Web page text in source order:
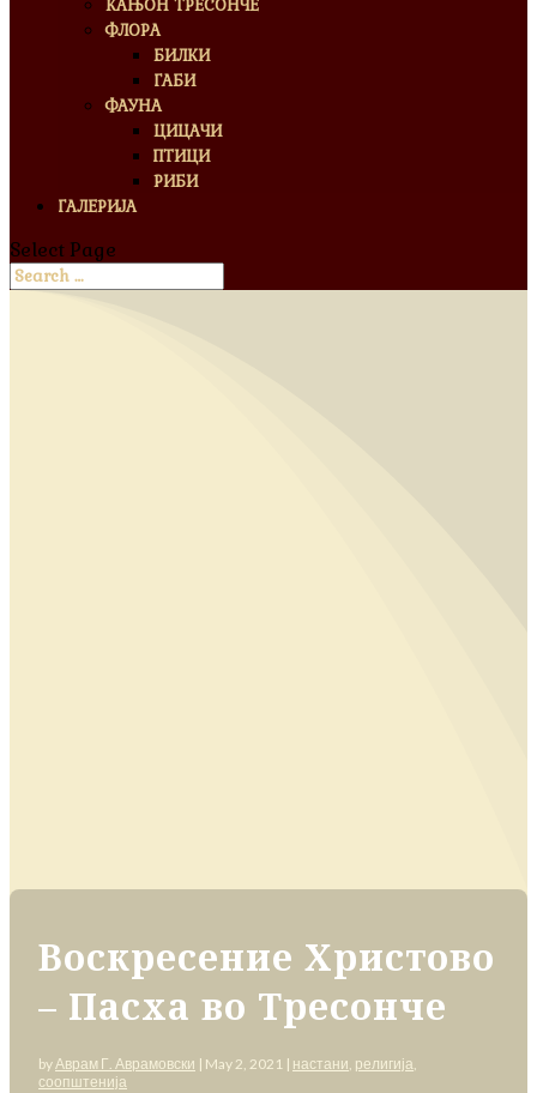
КАЊОН ТРЕСОНЧЕ
ФЛОРА
БИЛКИ
ГАБИ
ФАУНА
ЦИЦАЧИ
ПТИЦИ
РИБИ
ГАЛЕРИЈА
Select Page
Воскресение Христово
– Пасха во Тресонче
byАврам Г. Аврамовски | May 2, 2021 | настани, религија,
соопштенија